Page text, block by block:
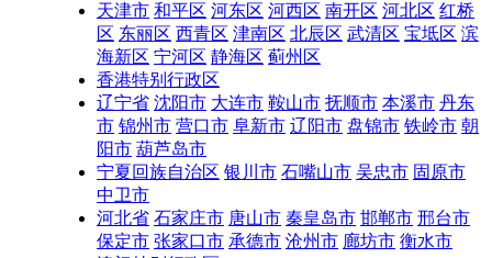
天津市 和平区 河东区 河西区 南开区 河北区 红桥
区 东丽区 西青区 津南区 北辰区 武清区 宝坻区 滨
海新区 宁河区 静海区 蓟州区
香港特别行政区
辽宁省 沈阳市 大连市 鞍山市 抚顺市 本溪市 丹东
市 锦州市 营口市 阜新市 辽阳市 盘锦市 铁岭市 朝
阳市 葫芦岛市
宁夏回族自治区 银川市 石嘴山市 吴忠市 固原市
中卫市
河北省 石家庄市 唐山市 秦皇岛市 邯郸市 邢台市
保定市 张家口市 承德市 沧州市 廊坊市 衡水市